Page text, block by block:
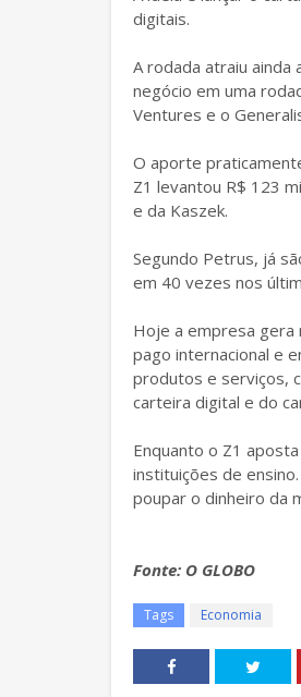
digitais.
A rodada atraiu
negócio em uma
Ventures e o
O aporte
Z1 levantou R$ 123
e da Kaszek.
Segundo Petrus, já
em 40 vezes nos
Hoje a empresa gera
pago internacional e
produtos e serviços,
carteira digital e do
Enquanto o Z1
instituições de
poupar o dinheiro da
Fonte: O GLOBO
Tags Economia